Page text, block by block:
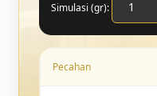
Simulasi (gr):
Pecahan